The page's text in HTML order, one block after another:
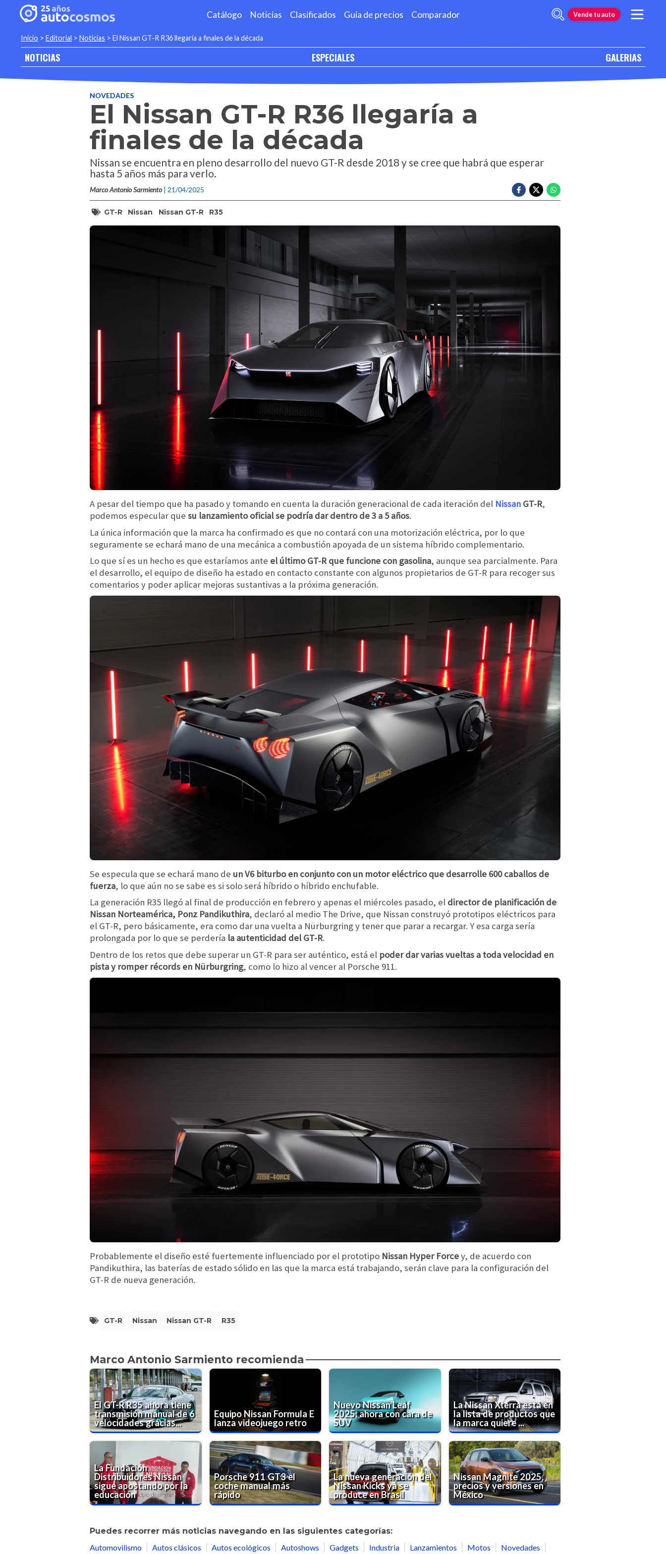
Catálogo Noticias Clasificados Guía de precios Comparador Vende tu auto
Inicio > Editorial > Noticias > El Nissan GT-R R36 llegaría a finales de la década
NOTICIAS ESPECIALES GALERIAS
NOVEDADES
El Nissan GT-R R36 llegaría a
finales de la década
Nissan se encuentra en pleno desarrollo del nuevo GT-R desde 2018 y se cree que habrá que esperar
hasta 5 años más para verlo.
Marco Antonio Sarmiento | 21/04/2025
GT-R Nissan Nissan GT-R R35
A pesar del tiempo que ha pasado y tomando en cuenta la duración generacional de cada iteración del Nissan GT-R,
podemos especular que su lanzamiento oficial se podría dar dentro de 3 a 5 años.
La única información que la marca ha confirmado es que no contará con una motorización eléctrica, por lo que
seguramente se echará mano de una mecánica a combustión apoyada de un sistema híbrido complementario.
Lo que sí es un hecho es que estaríamos ante el último GT-R que funcione con gasolina, aunque sea parcialmente. Para
el desarrollo, el equipo de diseño ha estado en contacto constante con algunos propietarios de GT-R para recoger sus
comentarios y poder aplicar mejoras sustantivas a la próxima generación.
Se especula que se echará mano de un V6 biturbo en conjunto con un motor eléctrico que desarrolle 600 caballos de
fuerza, lo que aún no se sabe es si solo será híbrido o híbrido enchufable.
La generación R35 llegó al final de producción en febrero y apenas el miércoles pasado, el director de planificación de
Nissan Norteamérica, Ponz Pandikuthira, declaró al medio The Drive, que Nissan construyó prototipos eléctricos para
el GT-R, pero básicamente, era como dar una vuelta a Nürburgring y tener que parar a recargar. Y esa carga sería
prolongada por lo que se perdería la autenticidad del GT-R.
Dentro de los retos que debe superar un GT-R para ser auténtico, está el poder dar varias vueltas a toda velocidad en
pista y romper récords en Nürburgring, como lo hizo al vencer al Porsche 911.
Probablemente el diseño esté fuertemente influenciado por el prototipo Nissan Hyper Forcey, de acuerdo con
Pandikuthira, las baterías de estado sólido en las que la marca está trabajando, serán clave para la configuración del
GT-R de nueva generación.
GT-R Nissan Nissan GT-R R35
Marco Antonio Sarmiento recomienda
El GT-R R35 ahora tiene
transmisión manual de 6
velocidades gracias...
Equipo Nissan Formula E
lanza videojuego retro
Nuevo Nissan Leaf
2025: ahora con cara de
SUV
La Nissan Xterra está en
la lista de productos que
la marca quiere ...
La Fundación
Distribuidores Nissan
sigue apostando por la
educación
Porsche 911 GT3 el
coche manual más
rápido
La nueva generación del
Nissan Kicks ya se
produce en Brasil
Nissan Magnite 2025,
precios y versiones en
México
Puedes recorrer más noticias navegando en las siguientes categorías:
Automovilismo
Autos clásicos Autos ecológicos Autoshows Gadgets Industria Lanzamientos Motos Novedades